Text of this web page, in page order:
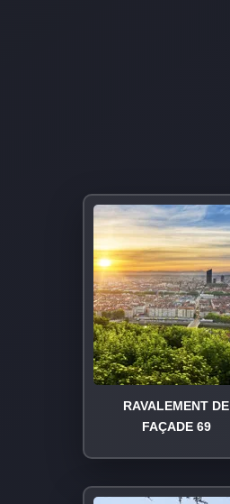
RAVALEMENT DE
FAÇADE 69